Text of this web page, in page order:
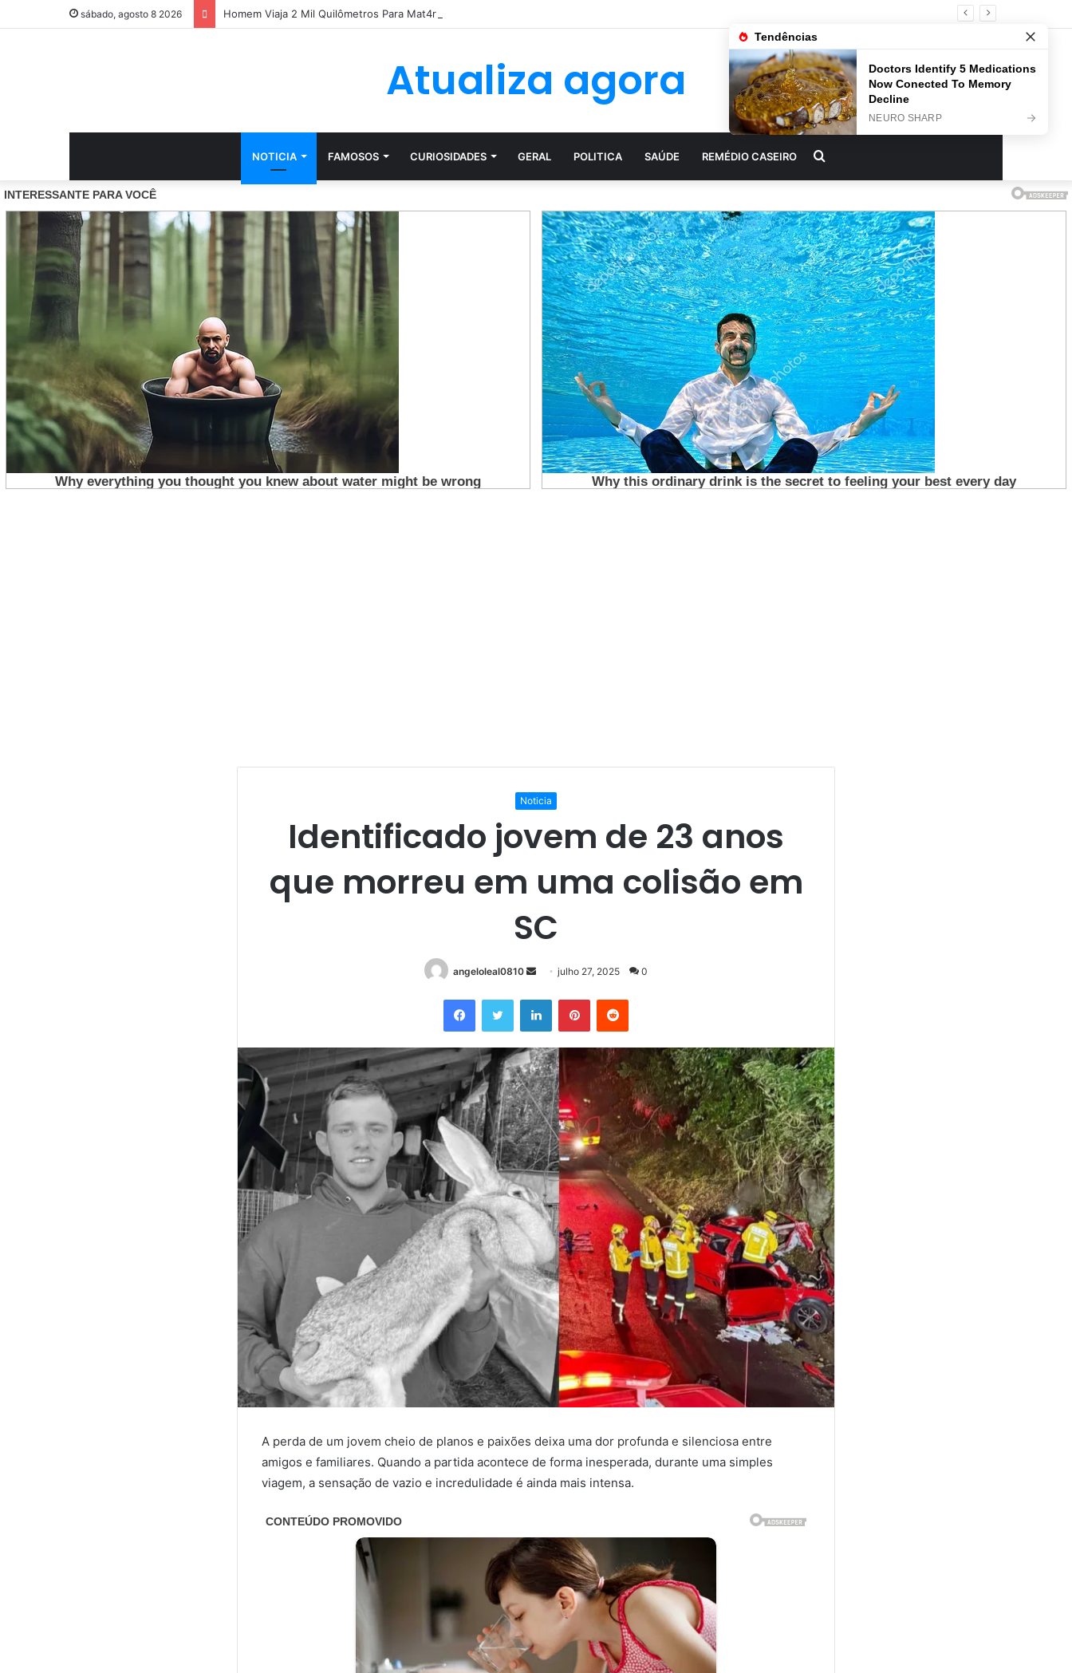
sábado, agosto 8 2026 Homem Viaja 2 Mil Quilômetros Para Mat4r Ex Namorada Que…Ver mais
Atualiza agora
NOTICIA FAMOSOS CURIOSIDADES GERAL POLITICA SAÚDE REMÉDIO CASEIRO
Noticia
Identificado jovem de 23 anos
que morreu em uma colisão em
SC
angeloleal0810
Mande
mail
julho 27, 2025 0
FacebookTwitter LinkedinPinterestReddit
A perda de um jovem cheio de planos e paixões deixa uma dor profunda e silenciosa entre
amigos e familiares. Quando a partida acontece de forma inesperada, durante uma simples
viagem, a sensação de vazio e incredulidade é ainda mais intensa.